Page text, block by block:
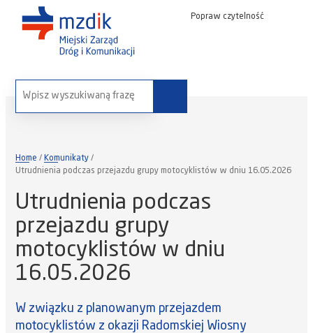
Popraw czytelność
wyszukaj na stronie:
Home
Komunikaty
Utrudnienia podczas przejazdu grupy motocyklistów w dniu 16.05.2026
Utrudnienia podczas
przejazdu grupy
motocyklistów w dniu
16.05.2026
W związku z planowanym przejazdem
motocyklistów z okazji Radomskiej Wiosny